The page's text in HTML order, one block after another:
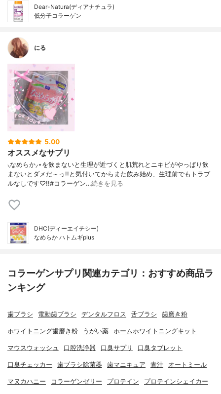
Dear-Natura(ディアナチュラ)
低分子コラーゲン
にる
5.00
オススメなサプリ
⸜なめらか⸝⋆を飲まないと生理が近づくと肌荒れとニキビがやっぱり飲
まないとダメだ～っ!!と気付いてからまた飲み始め、生理前でもトラブ
ルなしです♡!!#コラーゲン…続きを見る
DHC(ディーエイチシー)
なめらか ハトムギplus
コラーゲンサプリ関連カテゴリ：おすすめ商品ラ
ンキング
歯ブラシ 電動歯ブラシ デンタルフロス 舌ブラシ 歯磨き粉
ホワイトニング歯磨き粉 うがい薬 ホームホワイトニングキット
マウスウォッシュ 口腔洗浄器 口臭サプリ 口臭タブレット
口臭チェッカー 歯ブラシ除菌器 歯マニキュア 青汁 オートミール
マヌカハニー コラーゲンゼリー プロテイン プロテインシェイカー